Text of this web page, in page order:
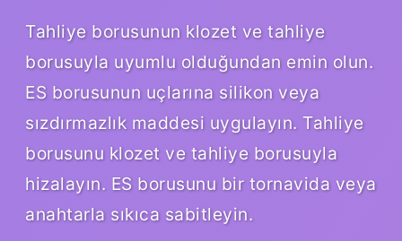
Tahliye borusunun klozet ve tahliye
borusuyla uyumlu olduğundan emin olun.
ES borusunun uçlarına silikon veya
sızdırmazlık maddesi uygulayın. Tahliye
borusunu klozet ve tahliye borusuyla
hizalayın. ES borusunu bir tornavida veya
anahtarla sıkıca sabitleyin.